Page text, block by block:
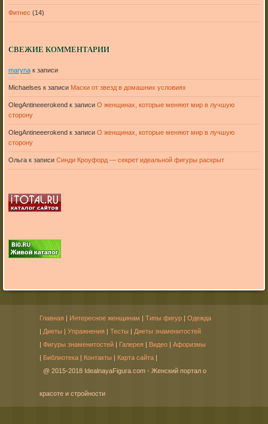
Фитнес (14)
СВЕЖИЕ КОММЕНТАРИИ
marynaк записи
Michaelses к записи Маски от звезд в домашних условиях
OlegAntineeerokendк записи О женщинах, которые меняют мир в лучшую
сторону
OlegAntineeerokendк записи О женщинах, которые меняют мир в лучшую
сторону
Ольгак записи Синди Кроуфорд — секрет идеальной фигуры раскрыт
Главная | Интересное женщинам | Типы фигур | Одежда
| Диеты | Упражнения | Тесты | Диеты знаменитостей
| Фигуры знаменитостей | Галерея | Видео | Афоризмы
| Библиотека | Контакты | Карта сайта |
@ 2015-2018 IdealnayaFigura.com - Женский портал о
красоте и стройности